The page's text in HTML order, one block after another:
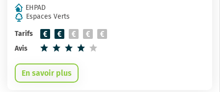
EHPAD
Espaces Verts
Tarifs
Avis
En savoir plus